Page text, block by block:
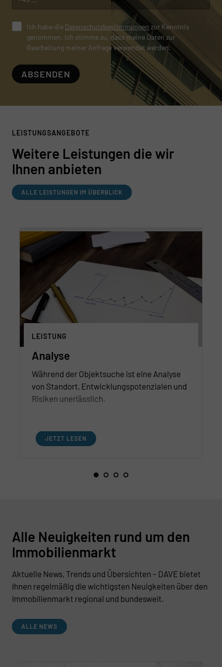
Ich habe die Datenschutzbestimmungen zur Kenntnis
genommen. Ich stimme zu, dass meine Daten zur
Bearbeitung meiner Anfrage verwendet werden.
ABSENDEN
LEISTUNGSANGEBOTE
Weitere Leistungen die wir
Ihnen anbieten
ALLE LEISTUNGEN IM ÜBERBLICK
LEISTUNG
Analyse
Während der Objektsuche ist eine Analyse
von Standort, Entwicklungspotenzialen und
Risiken unerlässlich.
JETZT LESEN
Alle Neuigkeiten rund um den
Immobilienmarkt
Aktuelle News, Trends und Übersichten – DAVE bietet
Ihnen regelmäßig die wichtigsten Neuigkeiten über den
Immobilienmarkt regional und bundesweit.
ALLE NEWS